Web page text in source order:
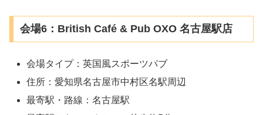
会場6：British Café & Pub OXO 名古屋駅店
会場タイプ：英国風スポーツパブ
住所：愛知県名古屋市中村区名駅周辺
最寄駅・路線：名古屋駅